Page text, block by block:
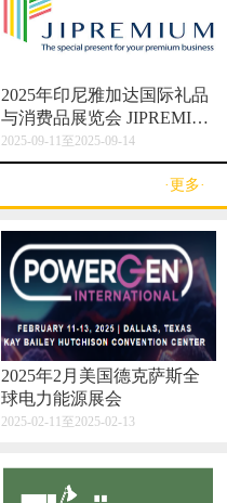
2025年印尼雅加达国际礼品
与消费品展览会 JIPREMIU
M
2025-09-11至2025-09-14
·更多·
2025年2月美国德克萨斯全
球电力能源展会
2025-02-11至2025-02-13